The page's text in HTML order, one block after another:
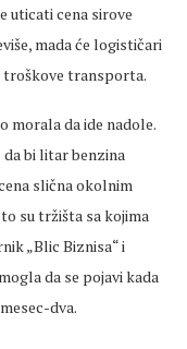
uticati cena sirove
mada će logističari
troškove transporta.
morala da ide nadole.
da bi litar benzina
slična okolnim
su tržišta sa kojima
„Blic Biznisa“ i
da se pojavi kada
dva.